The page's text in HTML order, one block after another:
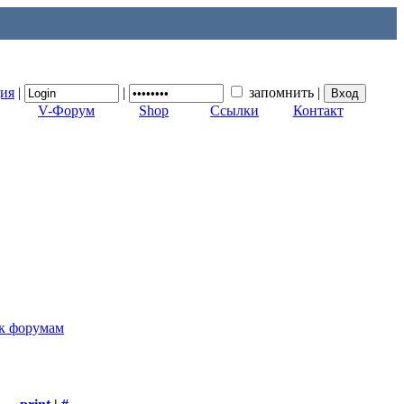
| | запомнить |
V-Форум Shop Ссылки Контакт
форумам